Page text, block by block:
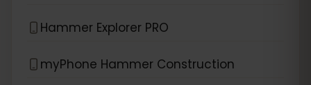
Hammer Explorer PRO
myPhone Hammer Construction